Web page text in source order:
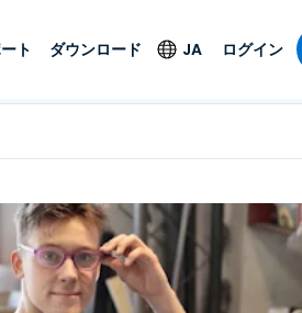
アクセス
ト。オン
ンが利用
エンドポイントの検出
と対応
Foxpass Wi-Fiアクセ
ス＆コントロール
エンターテインメ
エンターテインメ
ト
テータス
ダウンロード JA
Deutsch
Español
Français
ログイン